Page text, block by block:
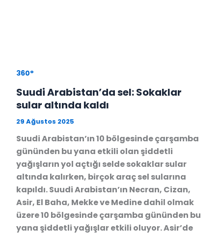
360°
Suudi Arabistan’da sel: Sokaklar
sular altında kaldı
29 Ağustos 2025
Suudi Arabistan’ın 10 bölgesinde çarşamba
gününden bu yana etkili olan şiddetli
yağışların yol açtığı selde sokaklar sular
altında kalırken, birçok araç sel sularına
kapıldı. Suudi Arabistan’ın Necran, Cizan,
Asir, El Baha, Mekke ve Medine dahil olmak
üzere 10 bölgesinde çarşamba gününden bu
yana şiddetli yağışlar etkili oluyor. Asir’de